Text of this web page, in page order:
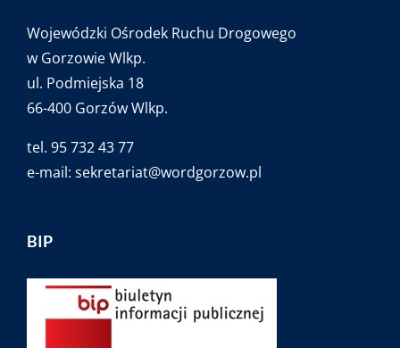
Wojewódzki Ośrodek Ruchu Drogowego
w Gorzowie Wlkp.
ul. Podmiejska 18
66-400 Gorzów Wlkp.
tel. 95 732 43 77
e-mail: sekretariat@wordgorzow.pl
BIP